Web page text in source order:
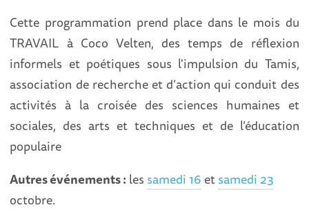
Cette programmation prend place dans le mois du
TRAVAIL à Coco Velten, des temps de réflexion
informels et poétiques sous l'impulsion du Tamis,
association de recherche et d’action qui conduit des
activités à la croisée des sciences humaines et
sociales, des arts et techniques et de l’éducation
populaire
Autres événements : les samedi 16 etsamedi 23
octobre.